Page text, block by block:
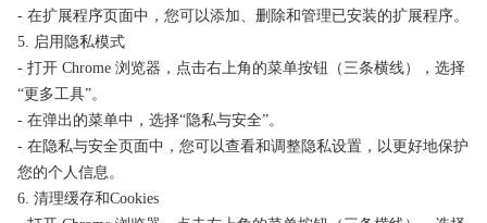
- 在扩展程序页面中，您可以添加、删除和管理已安装的扩展程序。
5. 启用隐私模式
- 打开 Chrome 浏览器，点击右上角的菜单按钮（三条横线），选择
“更多工具”。
- 在弹出的菜单中，选择“隐私与安全”。
- 在隐私与安全页面中，您可以查看和调整隐私设置，以更好地保护
您的个人信息。
6. 清理缓存和Cookies